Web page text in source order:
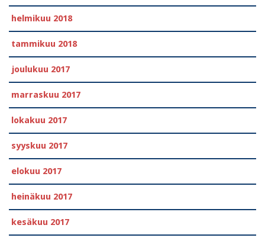
helmikuu 2018
tammikuu 2018
joulukuu 2017
marraskuu 2017
lokakuu 2017
syyskuu 2017
elokuu 2017
heinäkuu 2017
kesäkuu 2017